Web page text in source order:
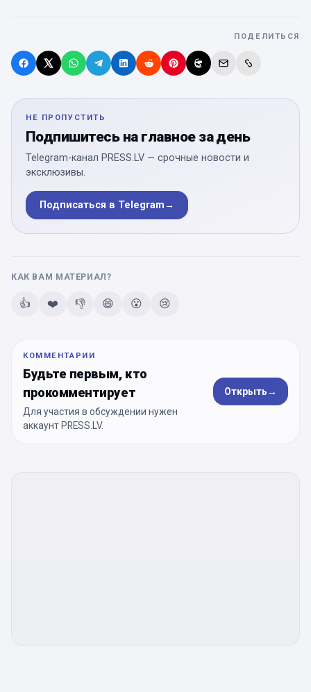
ПОДЕЛИТЬСЯ
НЕ ПРОПУСТИТЬ
Подпишитесь на главное за день
Telegram-канал PRESS.LV — срочные новости и
эксклюзивы.
Подписаться в Telegram→
КАК ВАМ МАТЕРИАЛ?
👍 ❤️ 👎 😄 😮 😢
КОММЕНТАРИИ
Будьте первым, кто
прокомментирует
Для участия в обсуждении нужен
аккаунт PRESS.LV.
Открыть→